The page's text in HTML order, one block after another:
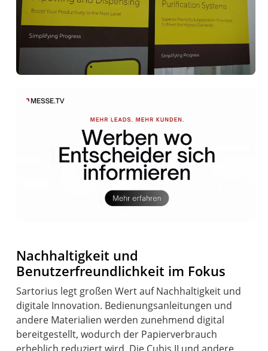
Nachhaltigkeit und
Benutzerfreundlichkeit im Fokus
Sartorius legt großen Wert auf Nachhaltigkeit und
digitale Innovation. Bedienungsanleitungen und
andere Materialien werden zunehmend digital
bereitgestellt, wodurch der Papierverbrauch